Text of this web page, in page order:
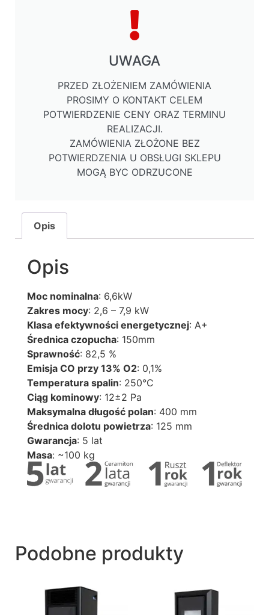
UWAGA
PRZED ZŁOŻENIEM ZAMÓWIENIA
PROSIMY O KONTAKT CELEM
POTWIERDZENIE CENY ORAZ TERMINU
REALIZACJI.
ZAMÓWIENIA ZŁOŻONE BEZ
POTWIERDZENIA U OBSŁUGI SKLEPU
MOGĄ BYC ODRZUCONE
Opis
Opis
Moc nominalna: 6,6kW
Zakres mocy: 2,6 – 7,9 kW
Klasa efektywności energetycznej: A+
Średnica czopucha: 150mm
Sprawność: 82,5 %
Emisja CO przy 13% O2: 0,1%
Temperatura spalin: 250°C
Ciąg kominowy: 12±2 Pa
Maksymalna długość polan: 400 mm
Średnica dolotu powietrza: 125 mm
Gwarancja: 5 lat
Masa: ~100 kg
Podobne produkty